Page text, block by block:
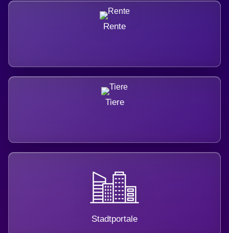
Rente
Tiere
Stadtportale